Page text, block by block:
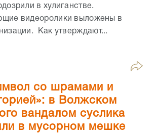
в хулиганстве.
видеоролики выложены в
Как утверждают...
со шрамами и
в Волжском
вандалом суслика
в мусорном мешке